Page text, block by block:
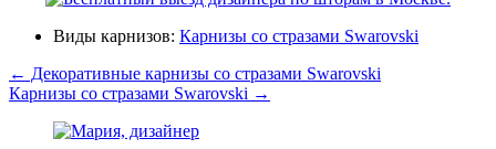
Виды карнизов: Карнизы со стразами Swarovski
← Декоративные карнизы со стразами Swarovski
Карнизы со стразами Swarovski →